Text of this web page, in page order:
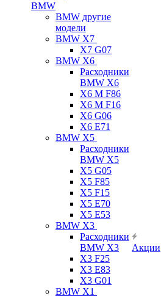
BMW
BMW другие
модели
BMW X7
X7 G07
BMW X6
Расходники
BMW X6
X6 M F86
X6 M F16
X6 G06
X6 E71
BMW X5
Расходники
BMW X5
X5 G05
X5 F85
X5 F15
X5 E70
X5 E53
BMW X3
Расходники
BMW X3
X3 F25
X3 E83
X3 G01
BMW X1
Акции